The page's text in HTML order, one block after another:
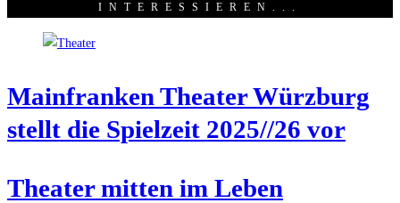
INTERESSIEREN...
Main­fran­ken Thea­ter Würz­burg
stellt die Spiel­zeit 2025/​/​26 vor
Thea­ter mit­ten im Leben